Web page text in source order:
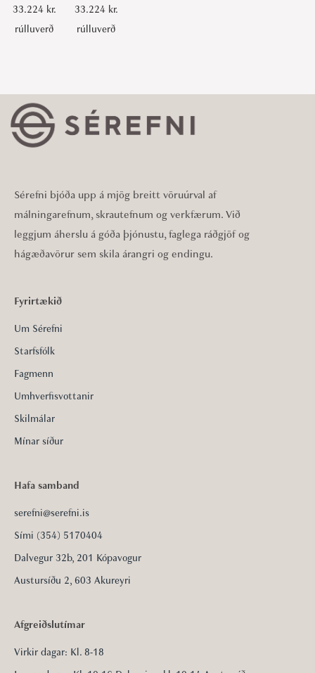
33.224 kr.
rúlluverð
33.224 kr.
rúlluverð
Sérefni bjóða upp á mjög breitt vöruúrval af
málningarefnum, skrautefnum og verkfærum. Við
leggjum áherslu á góða þjónustu, faglega ráðgjöf og
hágæðavörur sem skila árangri og endingu.
Fyrirtækið
Um Sérefni
Starfsfólk
Fagmenn
Umhverfisvottanir
Skilmálar
Mínar síður
Hafa samband
serefni@serefni.is
Sími (354) 5170404
Dalvegur 32b, 201 Kópavogur
Austursíðu 2, 603 Akureyri
Afgreiðslutímar
Virkir dagar: Kl. 8-18